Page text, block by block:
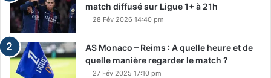
match diffusé sur Ligue 1+ à 21h
28 Fév 2026 14:40 pm
AS Monaco – Reims : A quelle heure et de
quelle manière regarder le match ?
27 Fév 2025 17:10 pm